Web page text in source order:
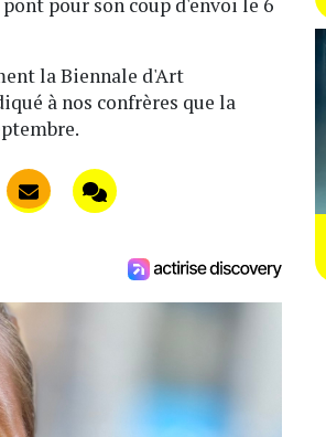
pour son coup d'envoi le 6
la Biennale d'Art
à nos confrères que la